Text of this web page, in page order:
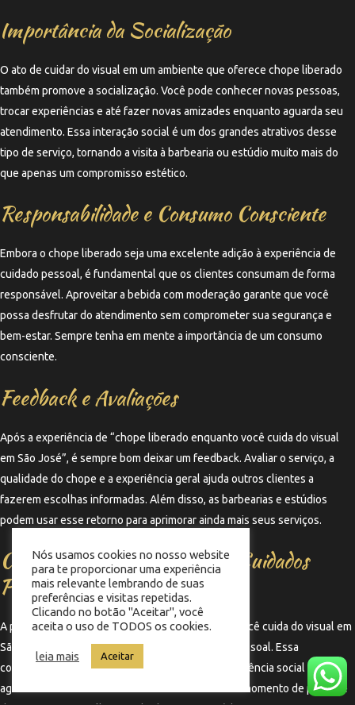
Importância da Socialização
O ato de cuidar do visual em um ambiente que oferece chope liberado
também promove a socialização. Você pode conhecer novas pessoas,
trocar experiências e até fazer novas amizades enquanto aguarda seu
atendimento. Essa interação social é um dos grandes atrativos desse
tipo de serviço, tornando a visita à barbearia ou estúdio muito mais do
que apenas um compromisso estético.
Responsabilidade e Consumo Consciente
Embora o chope liberado seja uma excelente adição à experiência de
cuidado pessoal, é fundamental que os clientes consumam de forma
responsável. Aproveitar a bebida com moderação garante que você
possa desfrutar do atendimento sem comprometer sua segurança e
bem-estar. Sempre tenha em mente a importância de um consumo
consciente.
Feedback e Avaliações
Após a experiência de “chope liberado enquanto você cuida do visual
em São José”, é sempre bom deixar um feedback. Avaliar o serviço, a
qualidade do chope e a experiência geral ajuda outros clientes a
fazerem escolhas informadas. Além disso, as barbearias e estúdios
podem usar esse retorno para aprimorar ainda mais seus serviços.
Conclusão: Uma Nova Era de Cuidados
Pessoais
A prática de oferecer “chope liberado enquanto você cuida do visual em
São José” representa uma nova era no cuidado pessoal. Essa
combinação de serviços de qualidade e uma experiência social
agradável transforma a rotina de cuidados em um momento de prazer e
Nós usamos cookies no nosso website
para te proporcionar uma experiência
mais relevante lembrando de suas
preferências e visitas repetidas.
Clicando no botão "Aceitar", você
aceita o uso de TODOS os cookies.
leia mais Aceitar